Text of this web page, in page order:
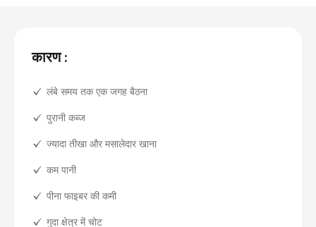
कारण :
लंबे समय तक एक जगह बैठना
पुरानी कब्ज
ज्यादा तीखा और मसालेदार खाना
कम पानी
पीना फाइबर की कमी
गुदा क्षेत्र में चोट